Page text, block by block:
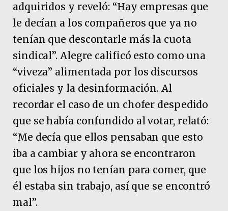
adquiridos y reveló: “Hay empresas que
le decían a los compañeros que ya no
tenían que descontarle más la cuota
sindical”. Alegre calificó esto como una
“viveza” alimentada por los discursos
oficiales y la desinformación. Al
recordar el caso de un chofer despedido
que se había confundido al votar, relató:
“Me decía que ellos pensaban que esto
iba a cambiar y ahora se encontraron
que los hijos no tenían para comer, que
él estaba sin trabajo, así que se encontró
mal”.